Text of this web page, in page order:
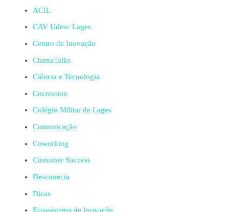
ACIL
CAV Udesc Lages
Centro de Inovação
ChimaTalks
Ciência e Tecnologia
Cocreation
Colégio Militar de Lages
Comunicação
Coworking
Customer Success
Desconecta
Dicas
Ecossistema de Inovação